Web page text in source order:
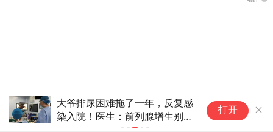
大爷排尿困难拖了一年，反复感
染入院！医生：前列腺增生别硬
打开